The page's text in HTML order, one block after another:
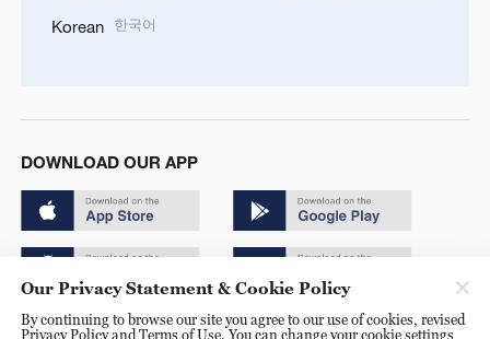
Korean 한국어
DOWNLOAD OUR APP
Copyright © 2024 CGTN.
Our Privacy Statement & Cookie Policy
By continuing to browse our site you agree to our use of cookies, revised
Privacy Policy and Terms of Use. You can change your cookie settings